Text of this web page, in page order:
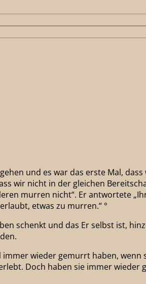
und es war das erste Mal,
wir nicht in der gleichen
murren nicht“. Er antwortete
etwas zu murren.“ °
schenkt und das Er selbst ist,
immer wieder gemurrt haben, wenn
Doch haben sie immer wieder